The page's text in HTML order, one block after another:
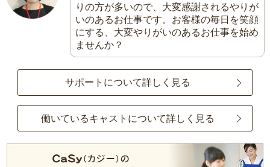
りの方が多いので、大変感謝されるやりが
いのあるお仕事です。お客様の毎日を笑顔
にする、大変やりがいのあるお仕事を始め
ませんか？
サポートについて詳しく見る
働いているキャストについて詳しく見る